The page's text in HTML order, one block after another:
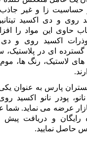
زا و غیر جاذب
روی و دی اکسید
حاوی این مواد را
اکسید روی و دی
گسترده ای در پلاستیک،
های لاستیک، رنگ ها،
پارس به عنوان
پودر نانو اکسید
عرضه می نماید. شما
رایگان و دریافت پیش
حاصل نمایید.